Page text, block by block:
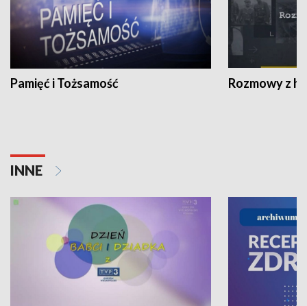
Pamięć i Tożsamość Rozmowy z
INNE